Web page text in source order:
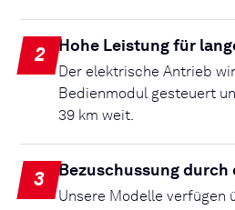
2 Hohe Leistung für
Der elektrische Antrieb
Bedienmodul gesteuert
39 km weit.
3 Bezuschussung durch
Unsere Modelle verfügen